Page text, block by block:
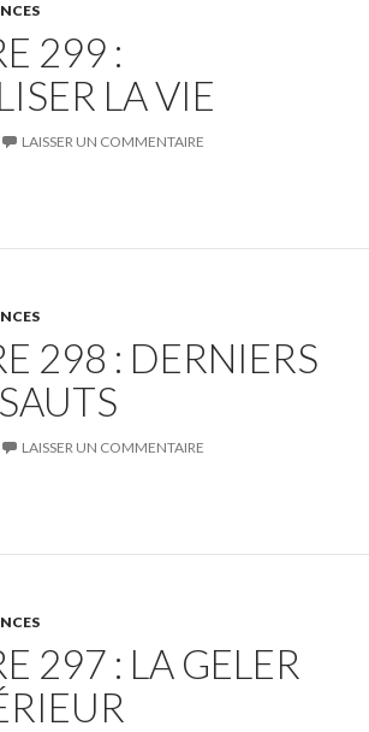
299 :
LA VIE
LAISSER UN COMMENTAIRE
298 : DERNIERS
LAISSER UN COMMENTAIRE
297 : LA GELER